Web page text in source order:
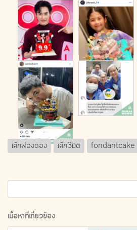
เค้กฟองดอง เค้ก3มิติ fondantcake
เนื้อหาที่เกี่ยวข้อง